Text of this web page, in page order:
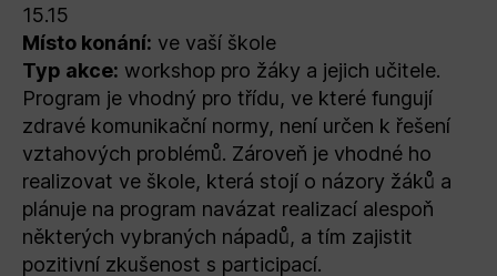
15.15
Místo konání: ve vaší škole
Typ akce: workshop pro žáky a jejich učitele.
Program je vhodný pro třídu, ve které fungují
zdravé komunikační normy, není určen k řešení
vztahových problémů. Zároveň je vhodné ho
realizovat ve škole, která stojí o názory žáků a
plánuje na program navázat realizací alespoň
některých vybraných nápadů, a tím zajistit
pozitivní zkušenost s participací.